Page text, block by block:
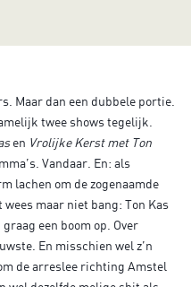
Maar dan een dubbele portie.
twee shows tegelijk.
en Vrolijke Kerst met Ton
Vandaar. En: als
lachen om de zogenaamde
maar niet bang: Ton Kas
een boom op. Over
En misschien wel z’n
de arreslee richting Amstel